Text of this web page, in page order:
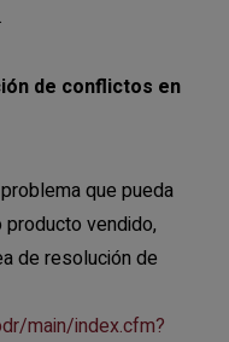
de conflictos en
que pueda
vendido,
de resolución de
main/index.cfm?